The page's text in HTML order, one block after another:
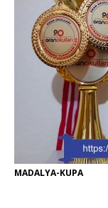
MADALYA-KUPA